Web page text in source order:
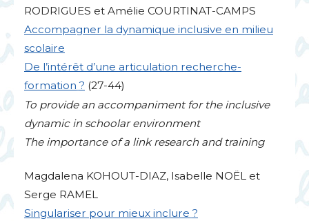
RODRIGUES et Amélie COURTINAT-CAMPS
Accompagner la dynamique inclusive en milieu
scolaire
De l’intérêt d’une articulation recherche-
formation ? (27-44)
To provide an accompaniment for the inclusive
dynamic in schoolar environment
The importance of a link research and training
Magdalena KOHOUT-DIAZ, Isabelle NOËL et
Serge RAMEL
Singulariser pour mieux inclure ?